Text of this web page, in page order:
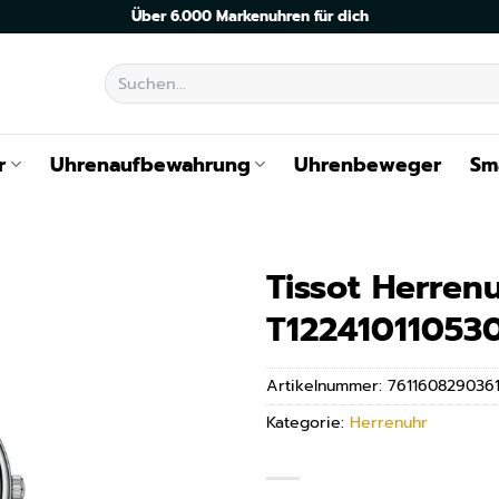
Über 6.000 Markenuhren für dich
Suchen
nach:
Uhrenaufbewahrung Uhrenbeweger
Tissot
Artikelnummer: 7611608290361
Kategorie: Herrenuhr